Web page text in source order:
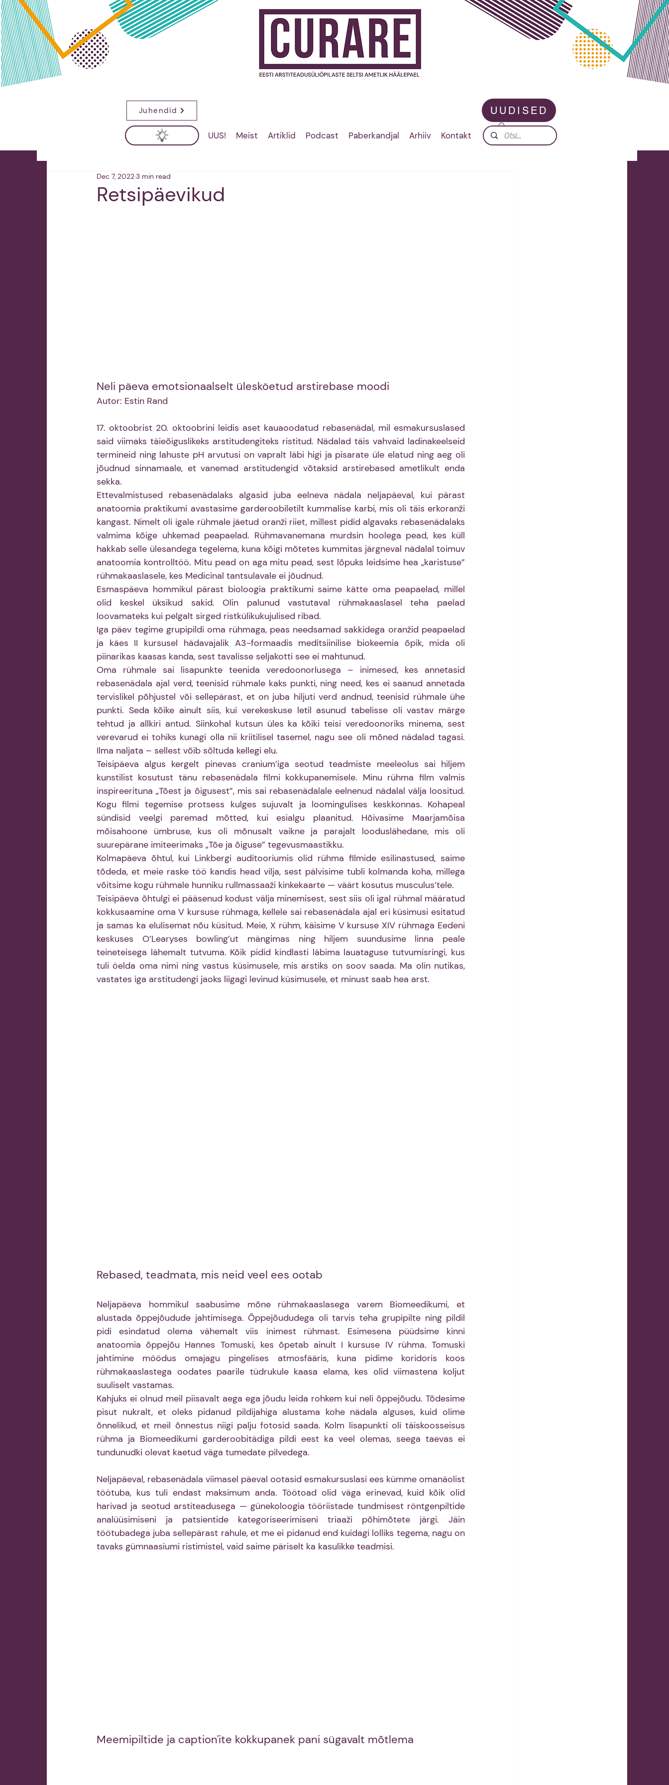
Juhendid
UUS! Meist Artiklid Podcast Paberkandjal Arhiiv Kontakt
UUDISED
Retsipäevikud
Dec 7, 20223 min read
Neli päeva emotsionaalselt ülesköetud arstirebase moodi
Autor: Estin Rand
17. oktoobrist 20. oktoobrini leidis aset kauaoodatud rebasenädal, mil esmakursuslased
said viimaks täieõiguslikeks arstitudengiteks ristitud. Nädalad täis vahvaid ladinakeelseid
termineid ning lahuste pH arvutusi on vapralt läbi higi ja pisarate üle elatud ning aeg oli
jõudnud sinnamaale, et vanemad arstitudengid võtaksid arstirebased ametlikult enda
sekka.
Ettevalmistused rebasenädalaks algasid juba eelneva nädala neljapäeval, kui pärast
anatoomia praktikumi avastasime garderoobiletilt kummalise karbi, mis oli täis erkoranži
kangast. Nimelt oli igale rühmale jäetud oranži riiet, millest pidid algavaks rebasenädalaks
valmima kõige uhkemad peapaelad. Rühmavanemana murdsin hoolega pead, kes küll
hakkab selle ülesandega tegelema, kuna kõigi mõtetes kummitas järgneval nädalal toimuv
anatoomia kontrolltöö. Mitu pead on aga mitu pead, sest lõpuks leidsime hea „karistuse”
rühmakaaslasele, kes Medicinal tantsulavale ei jõudnud.
Esmaspäeva hommikul pärast bioloogia praktikumi saime kätte oma peapaelad, millel
olid keskel üksikud sakid. Olin palunud vastutaval rühmakaaslasel teha paelad
loovamateks kui pelgalt sirged ristkülikukujulised ribad.
Iga päev tegime grupipildi oma rühmaga, peas needsamad sakkidega oranžid peapaelad
ja käes II kursusel hädavajalik A3-formaadis meditsiinilise biokeemia õpik, mida oli
piinarikas kaasas kanda, sest tavalisse seljakotti see ei mahtunud.
Oma rühmale sai lisapunkte teenida veredoonorlusega – inimesed, kes annetasid
rebasenädala ajal verd, teenisid rühmale kaks punkti, ning need, kes ei saanud annetada
tervislikel põhjustel või sellepärast, et on juba hiljuti verd andnud, teenisid rühmale ühe
punkti. Seda kõike ainult siis, kui verekeskuse letil asunud tabelisse oli vastav märge
tehtud ja allkiri antud. Siinkohal kutsun üles ka kõiki teisi veredoonoriks minema, sest
verevarud ei tohiks kunagi olla nii kriitilisel tasemel, nagu see oli mõned nädalad tagasi.
Ilma naljata – sellest võib sõltuda kellegi elu.
Teisipäeva algus kergelt pinevas cranium’iga seotud teadmiste meeleolus sai hiljem
kunstilist kosutust tänu rebasenädala filmi kokkupanemisele. Minu rühma film valmis
inspireerituna „Tõest ja õigusest”, mis sai rebasenädalale eelnenud nädalal välja loositud.
Kogu filmi tegemise protsess kulges sujuvalt ja loomingulises keskkonnas. Kohapeal
sündisid veelgi paremad mõtted, kui esialgu plaanitud. Hõivasime Maarjamõisa
mõisahoone ümbruse, kus oli mõnusalt vaikne ja parajalt looduslähedane, mis oli
suurepärane imiteerimaks „Tõe ja õiguse” tegevusmaastikku.
Kolmapäeva õhtul, kui Linkbergi auditooriumis olid rühma filmide esilinastused, saime
tõdeda, et meie raske töö kandis head vilja, sest pälvisime tubli kolmanda koha, millega
võitsime kogu rühmale hunniku rullmassaaži kinkekaarte — väärt kosutus musculus’tele.
Teisipäeva õhtulgi ei pääsenud kodust välja minemisest, sest siis oli igal rühmal määratud
kokkusaamine oma V kursuse rühmaga, kellele sai rebasenädala ajal eri küsimusi esitatud
ja samas ka elulisemat nõu küsitud. Meie, X rühm, käisime V kursuse XIV rühmaga Eedeni
keskuses O’Learyses bowling’ut mängimas ning hiljem suundusime linna peale
teineteisega lähemalt tutvuma. Kõik pidid kindlasti läbima lauataguse tutvumisringi, kus
tuli öelda oma nimi ning vastus küsimusele, mis arstiks on soov saada. Ma olin nutikas,
vastates iga arstitudengi jaoks liigagi levinud küsimusele, et minust saab hea arst.
Rebased, teadmata, mis neid veel ees ootab
Neljapäeva hommikul saabusime mõne rühmakaaslasega varem Biomeedikumi, et
alustada õppejõudude jahtimisega. Õppejõududega oli tarvis teha grupipilte ning pildil
pidi esindatud olema vähemalt viis inimest rühmast. Esimesena püüdsime kinni
anatoomia õppejõu Hannes Tomuski, kes õpetab ainult I kursuse IV rühma. Tomuski
jahtimine möödus omajagu pingelises atmosfääris, kuna pidime koridoris koos
rühmakaaslastega oodates paarile tüdrukule kaasa elama, kes olid viimastena koljut
suuliselt vastamas.
Kahjuks ei olnud meil piisavalt aega ega jõudu leida rohkem kui neli õppejõudu. Tõdesime
pisut nukralt, et oleks pidanud pildijahiga alustama kohe nädala alguses, kuid olime
õnnelikud, et meil õnnestus niigi palju fotosid saada. Kolm lisapunkti oli täiskoosseisus
rühma ja Biomeedikumi garderoobitädiga pildi eest ka veel olemas, seega taevas ei
tundunudki olevat kaetud väga tumedate pilvedega.
Neljapäeval, rebasenädala viimasel päeval ootasid esmakursuslasi ees kümme omanäolist
töötuba, kus tuli endast maksimum anda. Töötoad olid väga erinevad, kuid kõik olid
harivad ja seotud arstiteadusega — günekoloogia tööriistade tundmisest röntgenpiltide
analüüsimiseni ja patsientide kategoriseerimiseni triaaži põhimõtete järgi. Jäin
töötubadega juba sellepärast rahule, et me ei pidanud end kuidagi lolliks tegema, nagu on
tavaks gümnaasiumi ristimistel, vaid saime päriselt ka kasulikke teadmisi.
Meemipiltide ja caption'ite kokkupanek pani sügavalt mõtlema